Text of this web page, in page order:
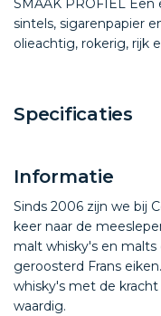
SMAAK PROFIEL
sintels, sigarenpapier
olieachtig, rokerig, rijk
Specificaties
Informatie
Sinds 2006 zijn we bij
keer naar de
malt whisky's en
geroosterd Frans
whisky's met de
waardig.